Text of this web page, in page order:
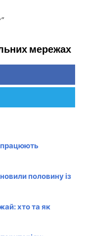
мережах
половину із
хто та як